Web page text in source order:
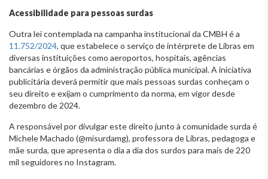
Acessibilidade para pessoas surdas
Outra lei contemplada na campanha institucional da CMBH é a
11.752/2024, que estabelece o serviço de intérprete de Libras em
diversas instituições como aeroportos, hospitais, agências
bancárias e órgãos da administração pública municipal. A iniciativa
publicitária deverá permitir que mais pessoas surdas conheçam o
seu direito e exijam o cumprimento da norma, em vigor desde
dezembro de 2024.
A responsável por divulgar este direito junto à comunidade surda é
Michele Machado (@misurdamg), professora de Libras, pedagoga e
mãe surda, que apresenta o dia a dia dos surdos para mais de 220
mil seguidores no Instagram.